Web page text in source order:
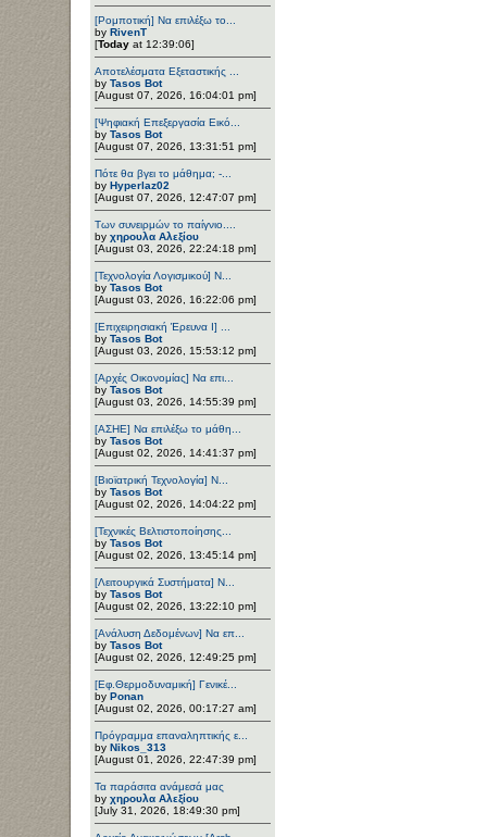
[Ρομποτική] Να επιλέξω το...
by RivenT
[Today at 12:39:06]
Αποτελέσματα Εξεταστικής ...
by Tasos Bot
[August 07, 2026, 16:04:01 pm]
[Ψηφιακή Επεξεργασία Εικό...
by Tasos Bot
[August 07, 2026, 13:31:51 pm]
Πότε θα βγει το μάθημα; -...
by Hyperlaz02
[August 07, 2026, 12:47:07 pm]
Των συνειρμών το παίγνιο....
by χηρουλα Αλεξίου
[August 03, 2026, 22:24:18 pm]
[Τεχνολογία Λογισμικού] Ν...
by Tasos Bot
[August 03, 2026, 16:22:06 pm]
[Επιχειρησιακή Έρευνα Ι] ...
by Tasos Bot
[August 03, 2026, 15:53:12 pm]
[Αρχές Οικονομίας] Να επι...
by Tasos Bot
[August 03, 2026, 14:55:39 pm]
[ΑΣΗΕ] Να επιλέξω το μάθη...
by Tasos Bot
[August 02, 2026, 14:41:37 pm]
[Βιοϊατρική Τεχνολογία] Ν...
by Tasos Bot
[August 02, 2026, 14:04:22 pm]
[Τεχνικές Βελτιστοποίησης...
by Tasos Bot
[August 02, 2026, 13:45:14 pm]
[Λειτουργικά Συστήματα] Ν...
by Tasos Bot
[August 02, 2026, 13:22:10 pm]
[Ανάλυση Δεδομένων] Να επ...
by Tasos Bot
[August 02, 2026, 12:49:25 pm]
[Εφ.Θερμοδυναμική] Γενικέ...
by Ponan
[August 02, 2026, 00:17:27 am]
Πρόγραμμα επαναληπτικής ε...
by Nikos_313
[August 01, 2026, 22:47:39 pm]
Τα παράσιτα ανάμεσά μας
by χηρουλα Αλεξίου
[July 31, 2026, 18:49:30 pm]